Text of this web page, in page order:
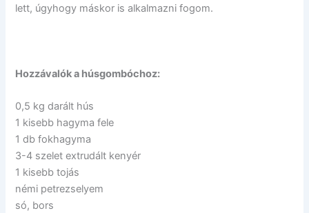
lett, úgyhogy máskor is alkalmazni fogom.
Hozzávalók a húsgombóchoz:
0,5 kg darált hús
1 kisebb hagyma fele
1 db fokhagyma
3-4 szelet extrudált kenyér
1 kisebb tojás
némi petrezselyem
só, bors